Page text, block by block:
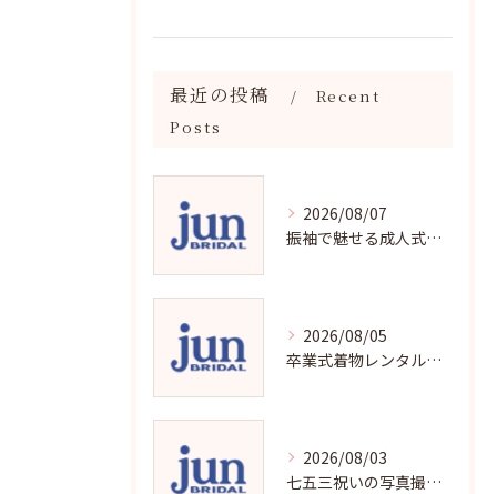
最近の投稿
Recent
Posts
2026/08/07
振袖で魅せる成人式写真の魅力と撮影ポイント
2026/08/05
卒業式着物レンタルの選び方と魅力
2026/08/03
七五三祝いの写真撮影で残す成長の瞬間